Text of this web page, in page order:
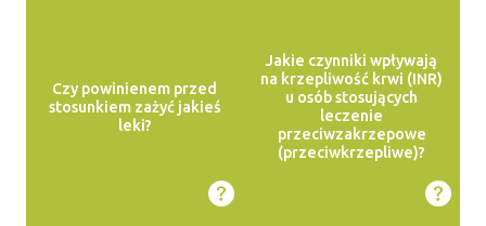
Czy powinienem przed
stosunkiem zażyć jakieś
leki?
Jakie czynniki wpływają
na krzepliwość krwi (INR)
u osób stosujących
leczenie
przeciwzakrzepowe
(przeciwkrzepliwe)?